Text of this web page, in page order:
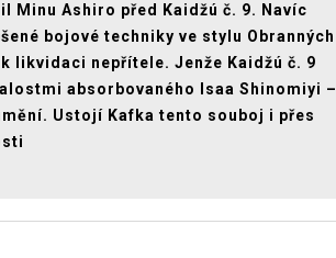
Minu Ashiro před Kaidžú č. 9. Navíc
bojové techniky ve stylu Obranných
likvidaci nepřítele. Jenže Kaidžú č. 9
absorbovaného Isaa Shinomiyi –
Ustojí Kafka tento souboj i přes